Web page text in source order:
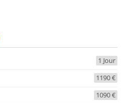
1 Jour
1190 €
1090 €